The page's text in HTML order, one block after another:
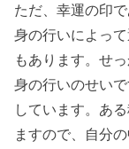
ただ、幸運の印
身の行いによっ
もあります。せ
身の行いのせい
しています。あ
ますので、自分